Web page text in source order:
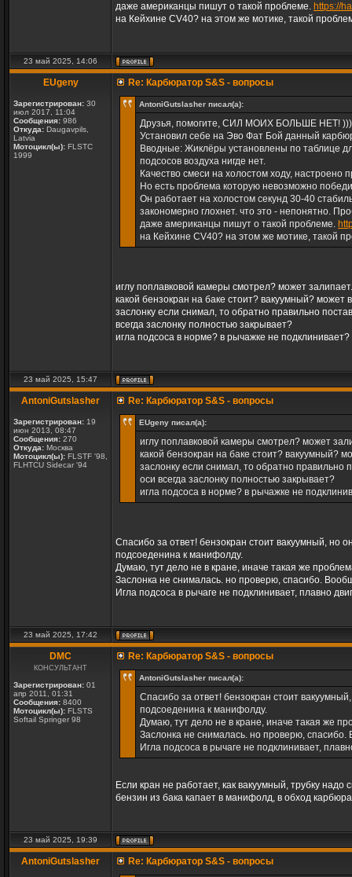
даже американцы пишут о такой проблеме. https://
на Кейхине CV40? на этом же мотике, такой
23 май 2025, 14:06
EUgeny
Зарегистрирован: 30
июл 2017, 11:04
Сообщения: 986
Откуда: Daugavpils,
Latvia
Мотоцикл(ы): FLSTC
1999
Re: Карбюратор S&S - вопросы
AntoniGutslasher писал(а):
Друзья, помогите, СИЛ МОИХ БОЛЬШЕ НЕТ!
Установил себе на Эво Фат Бой данный
Вводные: Жиклёры установлены по таблице
подсосов воздуха нигде нет.
Качество смеси на холостом ходу,
Но есть проблема которую невозможно
Он работает на холостом секунд 30-40
закономерно глохнет. что это - непонятно.
даже американцы пишут о такой проблеме.
на Кейхине CV40? на этом же мотике, такой
иглу поплавковой камеры смотрел? может
какой бензокран на баке стоит? вакуумный? может
заслонку если снимал, то обратно правильно
всегда заслонку полностью закрывает?
игла подсоса в норме? в рычажке не подклинивает?
23 май 2025, 15:47
AntoniGutslasher
Зарегистрирован: 19
июн 2013, 08:47
Сообщения: 270
Откуда: Москва
Мотоцикл(ы): FLSTF '98,
FLHTCU Sidecar '94
Re: Карбюратор S&S - вопросы
EUgeny писал(а):
иглу поплавковой камеры смотрел? может
какой бензокран на баке стоит? вакуумный?
заслонку если снимал, то обратно
оси всегда заслонку полностью закрывает?
игла подсоса в норме? в рычажке не
Спасибо за ответ! бензокран стоит вакуумный, но
подсоеденина к манифолду.
Думаю, тут дело не в кране, иначе такая же
Заслонка не снималась. но проверю, спасибо.
Игла подсоса в рычаге не подклинивает, плавно
23 май 2025, 17:42
DMC
КОНСУЛЬТАНТ
Зарегистрирован: 01
апр 2011, 01:31
Сообщения: 8400
Мотоцикл(ы): FLSTS
Softail Springer 98
Re: Карбюратор S&S - вопросы
AntoniGutslasher писал(а):
Спасибо за ответ! бензокран стоит
подсоеденина к манифолду.
Думаю, тут дело не в кране, иначе такая же
Заслонка не снималась. но проверю,
Игла подсоса в рычаге не подклинивает,
Если кран не работает, как вакуумный, трубку
бензин из бака капает в манифолд, в обход
23 май 2025, 19:39
AntoniGutslasher Re: Карбюратор S&S - вопросы